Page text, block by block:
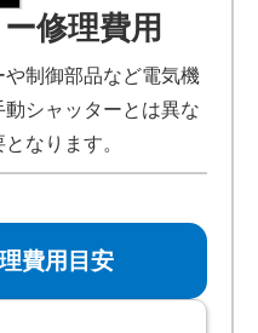
修理費用
制御部品など電気機
シャッターとは異な
なります。
費用目安